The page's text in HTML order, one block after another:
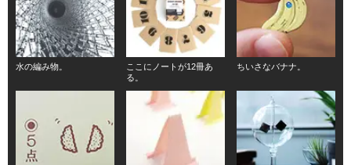
水の編み物。
ここにノートが12冊あ
る。
ちいさなバナナ。